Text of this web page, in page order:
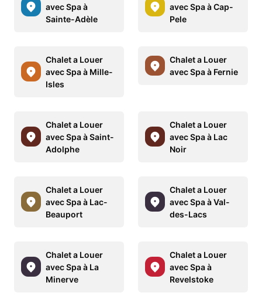
avec Spa à
Sainte-Adèle
avec Spa à Cap-
Pele
Chalet a Louer
avec Spa à Mille-
Isles
Chalet a Louer
avec Spa à Fernie
Chalet a Louer
avec Spa à Saint-
Adolphe
Chalet a Louer
avec Spa à Lac
Noir
Chalet a Louer
avec Spa à Lac-
Beauport
Chalet a Louer
avec Spa à Val-
des-Lacs
Chalet a Louer
avec Spa à La
Minerve
Chalet a Louer
avec Spa à
Revelstoke